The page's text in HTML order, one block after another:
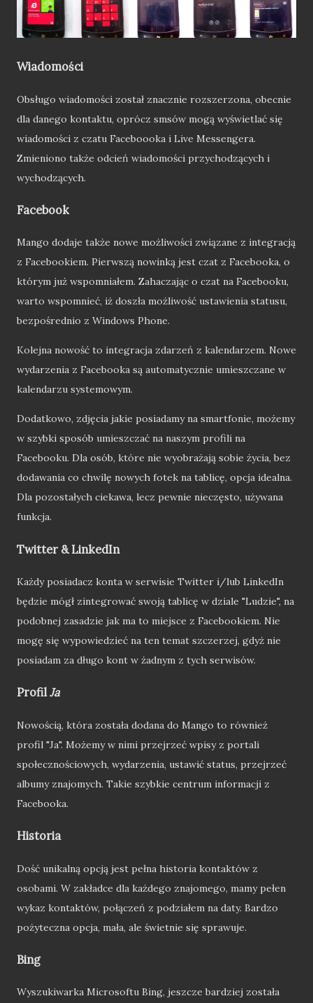
Wiadomości
Obsługo wiadomości został znacznie rozszerzona, obecnie
dla danego kontaktu, oprócz smsów mogą wyświetlać się
wiadomości z czatu Faceboooka i Live Messengera.
Zmieniono także odcień wiadomości przychodzących i
wychodzących.
Facebook
Mango dodaje także nowe możliwości związane z integracją
z Facebookiem. Pierwszą nowinką jest czat z Facebooka, o
którym już wspomniałem. Zahaczając o czat na Facebooku,
warto wspomnieć, iż doszła możliwość ustawienia statusu,
bezpośrednio z Windows Phone.
Kolejna nowość to integracja zdarzeń z kalendarzem. Nowe
wydarzenia z Facebooka są automatycznie umieszczane w
kalendarzu systemowym.
Dodatkowo, zdjęcia jakie posiadamy na smartfonie, możemy
w szybki sposób umieszczać na naszym profili na
Facebooku. Dla osób, które nie wyobrażają sobie życia, bez
dodawania co chwilę nowych fotek na tablicę, opcja idealna.
Dla pozostałych ciekawa, lecz pewnie nieczęsto, używana
funkcja.
Twitter & LinkedIn
Każdy posiadacz konta w serwisie Twitter i/lub LinkedIn
będzie mógł zintegrować swoją tablicę w dziale "Ludzie", na
podobnej zasadzie jak ma to miejsce z Facebookiem. Nie
mogę się wypowiedzieć na ten temat szczerzej, gdyż nie
posiadam za długo kont w żadnym z tych serwisów.
ProfilJa
Nowością, która została dodana do Mango to również
profil "Ja". Możemy w nimi przejrzeć wpisy z portali
społecznościowych, wydarzenia, ustawić status, przejrzeć
albumy znajomych. Takie szybkie centrum informacji z
Facebooka.
Historia
Dość unikalną opcją jest pełna historia kontaktów z
osobami. W zakładce dla każdego znajomego, mamy pełen
wykaz kontaktów, połączeń z podziałem na daty. Bardzo
pożyteczna opcja, mała, ale świetnie się sprawuje.
Bing
Wyszukiwarka Microsoftu Bing, jeszcze bardziej została